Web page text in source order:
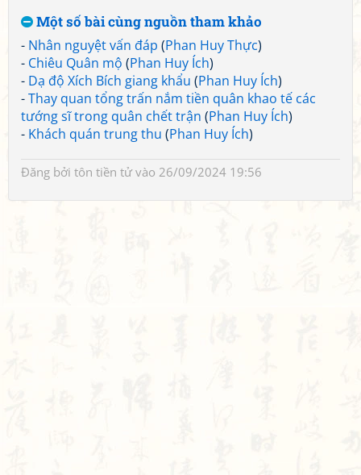
Một số bài cùng nguồn tham khảo
- Nhân nguyệt vấn đáp (Phan Huy Thực)
- Chiêu Quân mộ (Phan Huy Ích)
- Dạ độ Xích Bích giang khẩu (Phan Huy Ích)
-Thay quan tổng trấn nắm tiền quân khao tế các
tướng sĩ trong quân chết trận (Phan Huy Ích)
- Khách quán trung thu (Phan Huy Ích)
Đăng bởi tôn tiền tửvào 26/09/2024 19:56